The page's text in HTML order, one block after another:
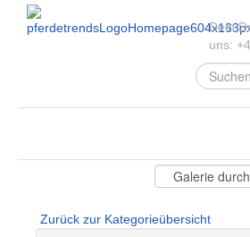
Dein
uns:
Suchen
...
Zurück zur Kategorieübersicht